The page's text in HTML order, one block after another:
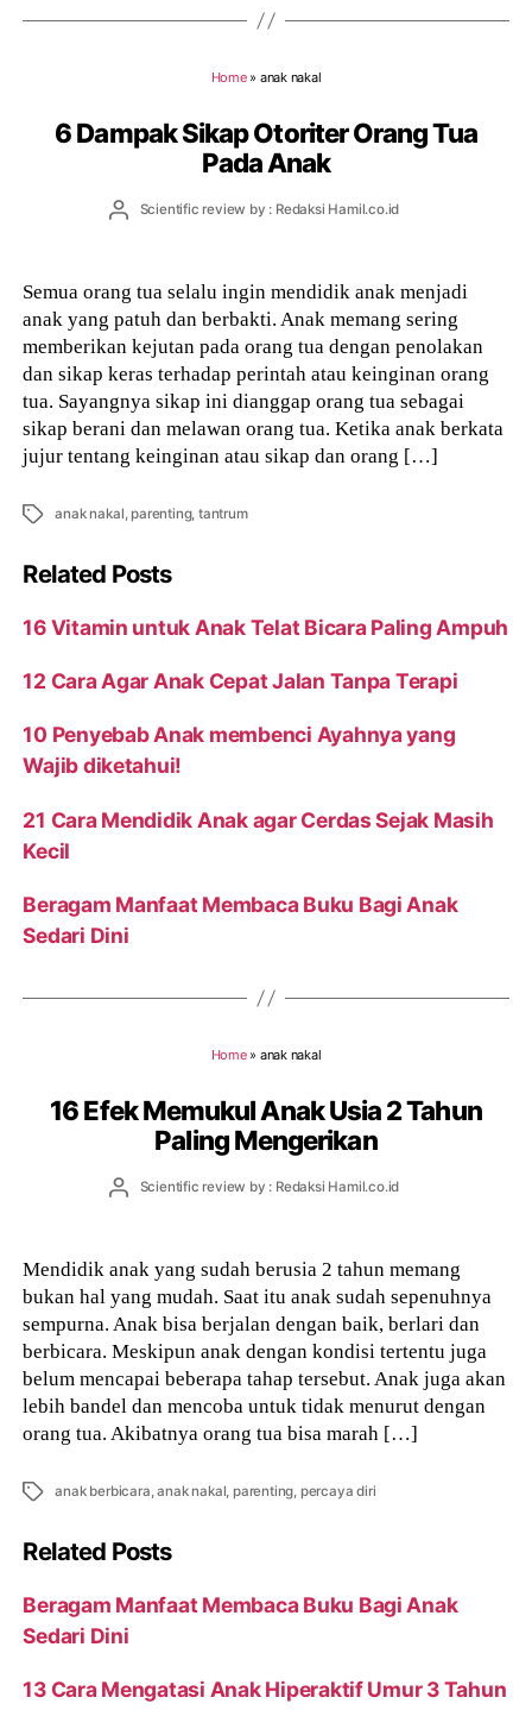
Home» anak nakal
6 Dampak Sikap Otoriter Orang Tua
Pada Anak
PostScientific review by : Redaksi Hamil.co.id
Semua orang tua selalu ingin mendidik anak menjadi
anak yang patuh dan berbakti. Anak memang sering
memberikan kejutan pada orang tua dengan penolakan
dan sikap keras terhadap perintah atau keinginan orang
tua. Sayangnya sikap ini dianggap orang tua sebagai
sikap berani dan melawan orang tua. Ketika anak berkata
jujur tentang keinginan atau sikap dan orang […]
Tags anak nakal,parenting, tantrum
Related Posts
16 Vitamin untuk Anak Telat Bicara Paling Ampuh
12 Cara Agar Anak Cepat Jalan Tanpa Terapi
10 Penyebab Anak membenci Ayahnya yang
Wajib diketahui!
21 Cara Mendidik Anak agar Cerdas Sejak Masih
Kecil
Beragam Manfaat Membaca Buku Bagi Anak
Sedari Dini
Home» anak nakal
16 Efek Memukul Anak Usia 2 Tahun
Paling Mengerikan
PostScientific review by : Redaksi Hamil.co.id
Mendidik anak yang sudah berusia 2 tahun memang
bukan hal yang mudah. Saat itu anak sudah sepenuhnya
sempurna. Anak bisa berjalan dengan baik, berlari dan
berbicara. Meskipun anak dengan kondisi tertentu juga
belum mencapai beberapa tahap tersebut. Anak juga akan
lebih bandel dan mencoba untuk tidak menurut dengan
orang tua. Akibatnya orang tua bisa marah […]
Tags anak berbicara,anak nakal, parenting, percaya diri
Related Posts
Beragam Manfaat Membaca Buku Bagi Anak
Sedari Dini
13 Cara Mengatasi Anak Hiperaktif Umur 3 Tahun